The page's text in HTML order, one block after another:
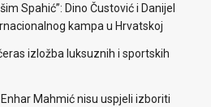
Spahić”: Dino Čustović i Danijel
kampa u Hrvatskoj
izložba luksuznih i sportskih
Mahmić nisu uspjeli izboriti